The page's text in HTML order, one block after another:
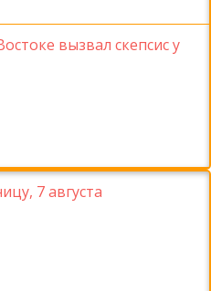
вызвал скепсис у
7 августа